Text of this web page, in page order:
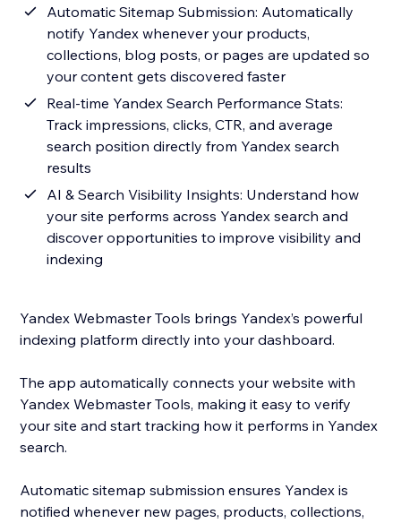
Automatic Sitemap Submission: Automatically
notify Yandex whenever your products,
collections, blog posts, or pages are updated so
your content gets discovered faster
Real-time Yandex Search Performance Stats:
Track impressions, clicks, CTR, and average
search position directly from Yandex search
results
AI & Search Visibility Insights: Understand how
your site performs across Yandex search and
discover opportunities to improve visibility and
indexing
Yandex Webmaster Tools brings Yandex’s powerful
indexing platform directly into your dashboard.
The app automatically connects your website with
Yandex Webmaster Tools, making it easy to verify
your site and start tracking how it performs in Yandex
search.
Automatic sitemap submission ensures Yandex is
notified whenever new pages, products, collections,